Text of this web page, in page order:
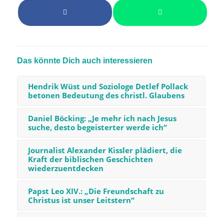
Das könnte Dich auch interessieren
Hendrik Wüst und Soziologe Detlef Pollack
betonen Bedeutung des christl. Glaubens
Daniel Böcking: „Je mehr ich nach Jesus
suche, desto begeisterter werde ich“
Journalist Alexander Kissler plädiert, die
Kraft der biblischen Geschichten
wiederzuentdecken
Papst Leo XIV.: „Die Freundschaft zu
Christus ist unser Leitstern“